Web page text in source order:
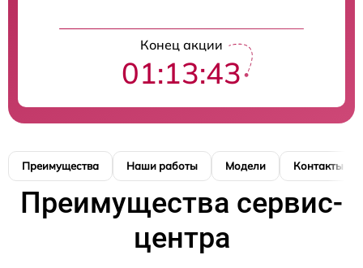
Конец акции
01:13:43
Преимущества Наши работы Модели Контакты
Преимущества сервис-
центра